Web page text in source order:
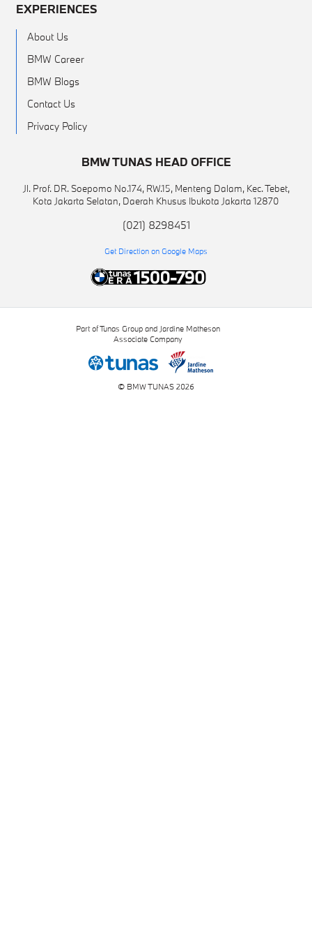
EXPERIENCES
About Us
BMW Career
BMW Blogs
Contact Us
Privacy Policy
BMW TUNAS HEAD OFFICE
Jl. Prof. DR. Soepomo No.174, RW.15, Menteng Dalam, Kec. Tebet,
Kota Jakarta Selatan, Daerah Khusus Ibukota Jakarta 12870
(021) 8298451
Get Direction on Google Maps
© BMW TUNAS 2026
Part of Tunas Group and Jardine Matheson
Associate Company